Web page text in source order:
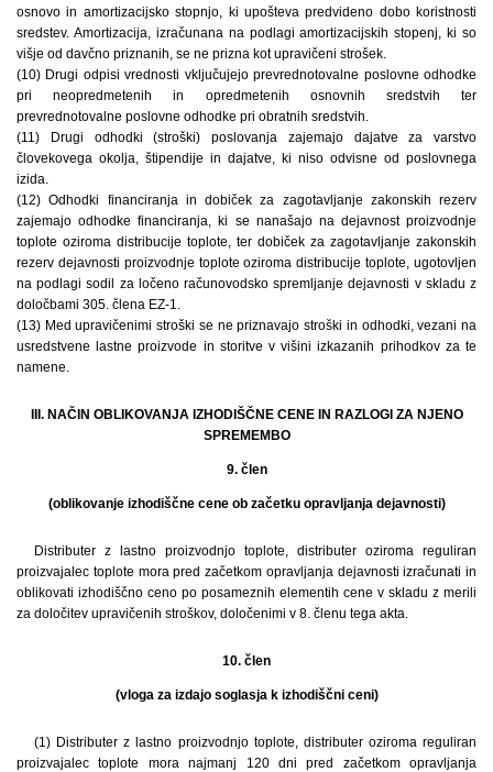
osnovo in amortizacijsko stopnjo, ki upošteva predvideno dobo koristnosti
sredstev. Amortizacija, izračunana na podlagi amortizacijskih stopenj, ki so
višje od davčno priznanih, se ne prizna kot upravičeni strošek.
(10) Drugi odpisi vrednosti vključujejo prevrednotovalne poslovne odhodke
pri neopredmetenih in opredmetenih osnovnih sredstvih ter
prevrednotovalne poslovne odhodke pri obratnih sredstvih.
(11) Drugi odhodki (stroški) poslovanja zajemajo dajatve za varstvo
človekovega okolja, štipendije in dajatve, ki niso odvisne od poslovnega
izida.
(12) Odhodki financiranja in dobiček za zagotavljanje zakonskih rezerv
zajemajo odhodke financiranja, ki se nanašajo na dejavnost proizvodnje
toplote oziroma distribucije toplote, ter dobiček za zagotavljanje zakonskih
rezerv dejavnosti proizvodnje toplote oziroma distribucije toplote, ugotovljen
na podlagi sodil za ločeno računovodsko spremljanje dejavnosti v skladu z
določbami 305. člena EZ-1.
(13) Med upravičenimi stroški se ne priznavajo stroški in odhodki, vezani na
usredstvene lastne proizvode in storitve v višini izkazanih prihodkov za te
namene.
III. NAČIN OBLIKOVANJA IZHODIŠČNE CENE IN RAZLOGI ZA NJENO
SPREMEMBO
9. člen
(oblikovanje izhodiščne cene ob začetku opravljanja dejavnosti)
Distributer z lastno proizvodnjo toplote, distributer oziroma reguliran
proizvajalec toplote mora pred začetkom opravljanja dejavnosti izračunati in
oblikovati izhodiščno ceno po posameznih elementih cene v skladu z merili
za določitev upravičenih stroškov, določenimi v 8. členu tega akta.
10. člen
(vloga za izdajo soglasja k izhodiščni ceni)
(1) Distributer z lastno proizvodnjo toplote, distributer oziroma reguliran
proizvajalec toplote mora najmanj 120 dni pred začetkom opravljanja